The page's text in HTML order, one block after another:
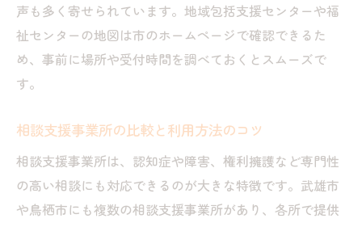
声も多く寄せられています。地域包括支援センターや福
祉センターの地図は市のホームページで確認できるた
め、事前に場所や受付時間を調べておくとスムーズで
す。
相談支援事業所の比較と利用方法のコツ
相談支援事業所は、認知症や障害、権利擁護など専門性
の高い相談にも対応できるのが大きな特徴です。武雄市
や鳥栖市にも複数の相談支援事業所があり、各所で提供